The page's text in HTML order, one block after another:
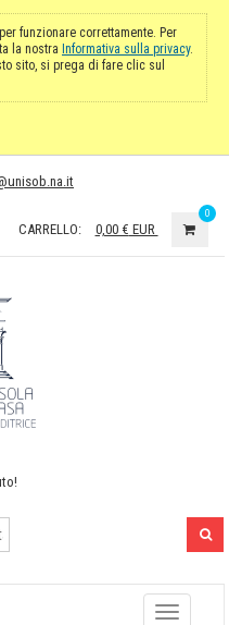
funzionare correttamente. Per
la nostra Informativa sulla privacy.
sito, si prega di fare clic sul
CARRELLO: 0,00 € EUR
0
Toggle